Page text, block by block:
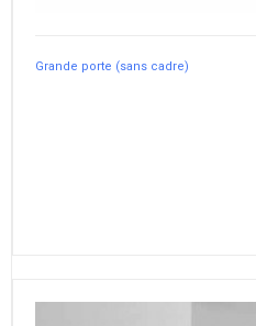
Grande porte (sans cadre)